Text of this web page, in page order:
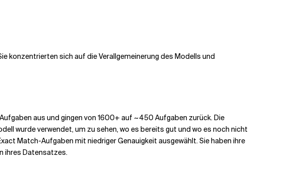
konzentrierten sich auf die Verallgemeinerung des Modells und
aus und gingen von 1600+ auf ~450 Aufgaben zurück. Die
wurde verwendet, um zu sehen, wo es bereits gut und wo es noch nicht
Match-Aufgaben mit niedriger Genauigkeit ausgewählt. Sie haben ihre
ihres Datensatzes.